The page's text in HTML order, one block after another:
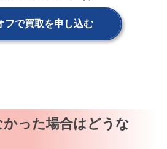
フで買取を申し込む
った場合はどうな